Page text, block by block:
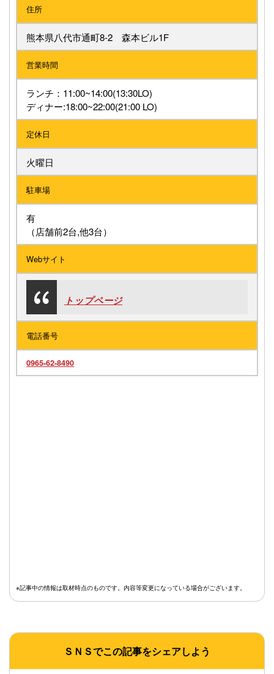
住所
熊本県八代市通町8-2 森本ビル1F
営業時間
ランチ：11:00~14:00(13:30LO)
ディナー:18:00~22:00(21:00 LO)
定休日
火曜日
駐車場
有
（店舗前2台,他3台）
Webサイト
トップページ
電話番号
0965-62-8490
※記事中の情報は取材時点のものです。内容等変更になっている場合がございます。
ＳＮＳでこの記事をシェアしよう